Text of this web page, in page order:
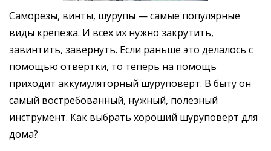
Саморезы, винты, шурупы — самые популярные
виды крепежа. И всех их нужно закрутить,
завинтить, завернуть. Если раньше это делалось с
помощью отвёртки, то теперь на помощь
приходит аккумуляторный шуруповёрт. В быту он
самый востребованный, нужный, полезный
инструмент. Как выбрать хороший шуруповёрт для
дома?